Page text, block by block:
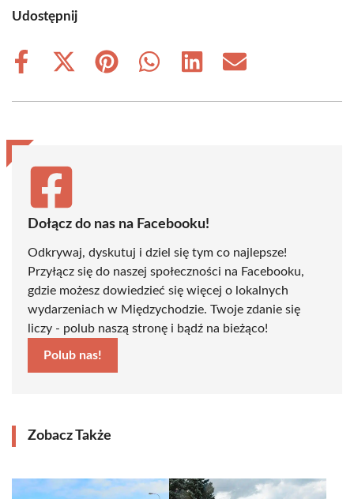
Udostępnij
Share
Share
(Twitter)
Share
Share
Share
Share
Dołącz do nas na Facebooku!
Odkrywaj, dyskutuj i dziel się tym co najlepsze!
Przyłącz się do naszej społeczności na Facebooku,
gdzie możesz dowiedzieć się więcej o lokalnych
wydarzeniach w Międzychodzie. Twoje zdanie się
liczy - polub naszą stronę i bądź na bieżąco!
Polub nas!
Zobacz Także